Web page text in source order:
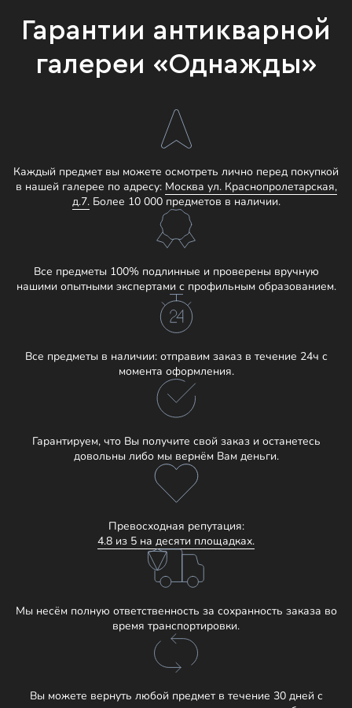
Гарантии антикварной
галереи «Однажды»
Каждый предмет вы можете осмотреть лично перед покупкой
в нашей галерее по адресу: Москва ул. Краснопролетарская,
д.7.Более 10 000 предметов в наличии.
Все предметы 100% подлинные и проверены вручную
нашими опытными экспертами с профильным образованием.
Все предметы в наличии: отправим заказ в течение 24ч с
момента оформления.
Гарантируем, что Вы получите свой заказ и останетесь
довольны либо мы вернём Вам деньги.
Превосходная репутация:
4.8 из 5 на десяти площадках.
Мы несём полную ответственность за сохранность заказа во
время транспортировки.
Вы можете вернуть любой предмет в течение 30 дней с